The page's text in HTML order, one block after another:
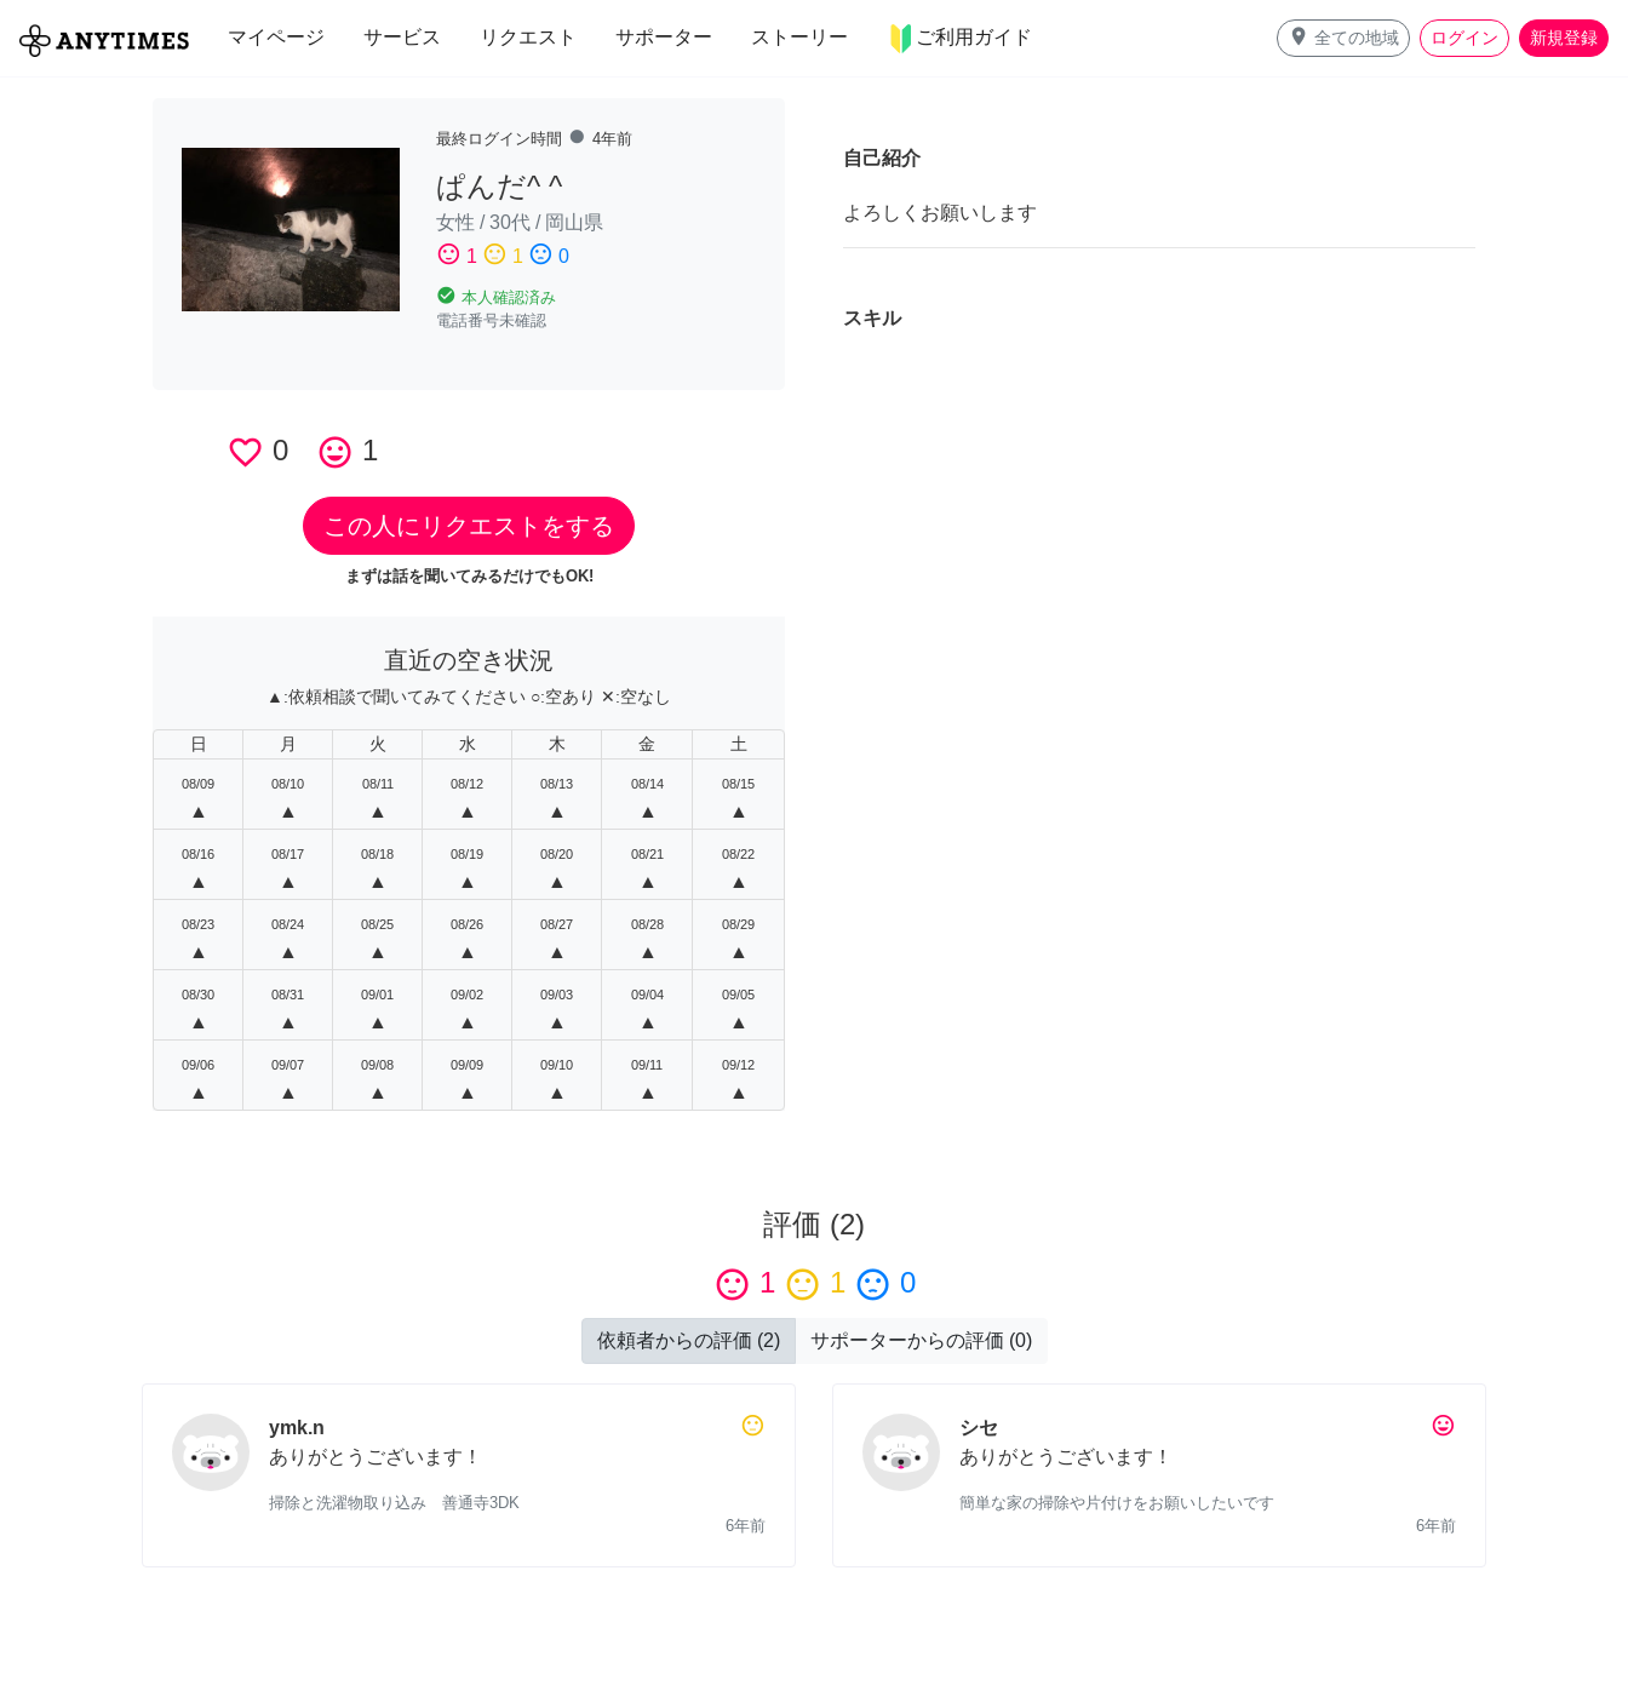
マイページ サービス リクエスト サポーター ストーリー ご利用ガイド place 全ての地域 ログイン 新規登録
全て 修理・組立 家事 引っ越し インテリア 趣味・習い事 ペット 料理
最終ログイン時間 fiber_manual_record 4年前
ぱんだ^ ^
女性 /30代 / 岡山県
sentiment_satisfied 1 sentiment_neutral 1 sentiment_dissatisfied 0
check_circle 本人確認済み
電話番号未確認
favorite_border 0 tag_faces 1
この人にリクエストをする
まずは話を聞いてみるだけでもOK!
直近の空き状況
▲:依頼相談で聞いてみてください ○:空あり ✕:空なし
日 月 火 水 木 金 土
08/09
▲
08/10
▲
08/11
▲
08/12
▲
08/13
▲
08/14
▲
08/15
▲
08/16
▲
08/17
▲
08/18
▲
08/19
▲
08/20
▲
08/21
▲
08/22
▲
08/23
▲
08/24
▲
08/25
▲
08/26
▲
08/27
▲
08/28
▲
08/29
▲
08/30
▲
08/31
▲
09/01
▲
09/02
▲
09/03
▲
09/04
▲
09/05
▲
09/06
▲
09/07
▲
09/08
▲
09/09
▲
09/10
▲
09/11
▲
09/12
▲
自己紹介
よろしくお願いします
スキル
評価 (2)
sentiment_satisfied 1 sentiment_neutral 1 sentiment_dissatisfied 0
依頼者からの評価 (2) サポーターからの評価 (0)
sentiment_neutral
ymk.n
ありがとうございます！
掃除と洗濯物取り込み 善通寺3DK
6年前
tag_faces
シセ
ありがとうございます！
簡単な家の掃除や片付けをお願いしたいです
6年前